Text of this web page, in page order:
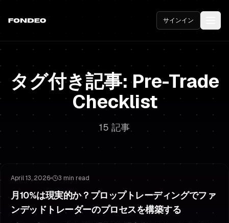
サインイン
タグ付き記事: Pre-Trade
Checklist
15 記事
April 13, 2026 3 min read
月10%は現実的か？プロップトレーディングでファ
ンデッドトレーダーのプロセスを構築する